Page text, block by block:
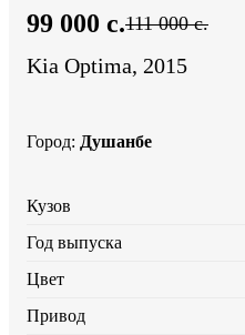
99 000 c.111 000 c.
Kia Optima, 2015
Город: Душанбе
Кузов
Год выпуска
Цвет
Привод